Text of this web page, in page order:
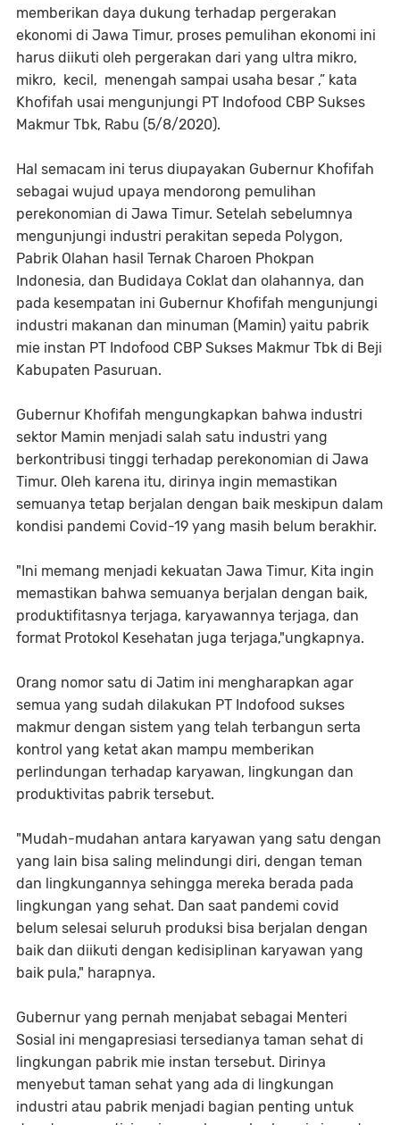
memberikan daya dukung terhadap pergerakan
ekonomi di Jawa Timur, proses pemulihan ekonomi ini
harus diikuti oleh pergerakan dari yang ultra mikro,
mikro, kecil, menengah sampai usaha besar ,” kata
Khofifah usai mengunjungi PT Indofood CBP Sukses
Makmur Tbk, Rabu (5/8/2020).
Hal semacam ini terus diupayakan Gubernur Khofifah
sebagai wujud upaya mendorong pemulihan
perekonomian di Jawa Timur. Setelah sebelumnya
mengunjungi industri perakitan sepeda Polygon,
Pabrik Olahan hasil Ternak Charoen Phokpan
Indonesia, dan Budidaya Coklat dan olahannya, dan
pada kesempatan ini Gubernur Khofifah mengunjungi
industri makanan dan minuman (Mamin) yaitu pabrik
mie instan PT Indofood CBP Sukses Makmur Tbk di Beji
Kabupaten Pasuruan.
Gubernur Khofifah mengungkapkan bahwa industri
sektor Mamin menjadi salah satu industri yang
berkontribusi tinggi terhadap perekonomian di Jawa
Timur. Oleh karena itu, dirinya ingin memastikan
semuanya tetap berjalan dengan baik meskipun dalam
kondisi pandemi Covid-19 yang masih belum berakhir.
"Ini memang menjadi kekuatan Jawa Timur, Kita ingin
memastikan bahwa semuanya berjalan dengan baik,
produktifitasnya terjaga, karyawannya terjaga, dan
format Protokol Kesehatan juga terjaga,"ungkapnya.
Orang nomor satu di Jatim ini mengharapkan agar
semua yang sudah dilakukan PT Indofood sukses
makmur dengan sistem yang telah terbangun serta
kontrol yang ketat akan mampu memberikan
perlindungan terhadap karyawan, lingkungan dan
produktivitas pabrik tersebut.
"Mudah-mudahan antara karyawan yang satu dengan
yang lain bisa saling melindungi diri, dengan teman
dan lingkungannya sehingga mereka berada pada
lingkungan yang sehat. Dan saat pandemi covid
belum selesai seluruh produksi bisa berjalan dengan
baik dan diikuti dengan kedisiplinan karyawan yang
baik pula," harapnya.
Gubernur yang pernah menjabat sebagai Menteri
Sosial ini mengapresiasi tersedianya taman sehat di
lingkungan pabrik mie instan tersebut. Dirinya
menyebut taman sehat yang ada di lingkungan
industri atau pabrik menjadi bagian penting untuk